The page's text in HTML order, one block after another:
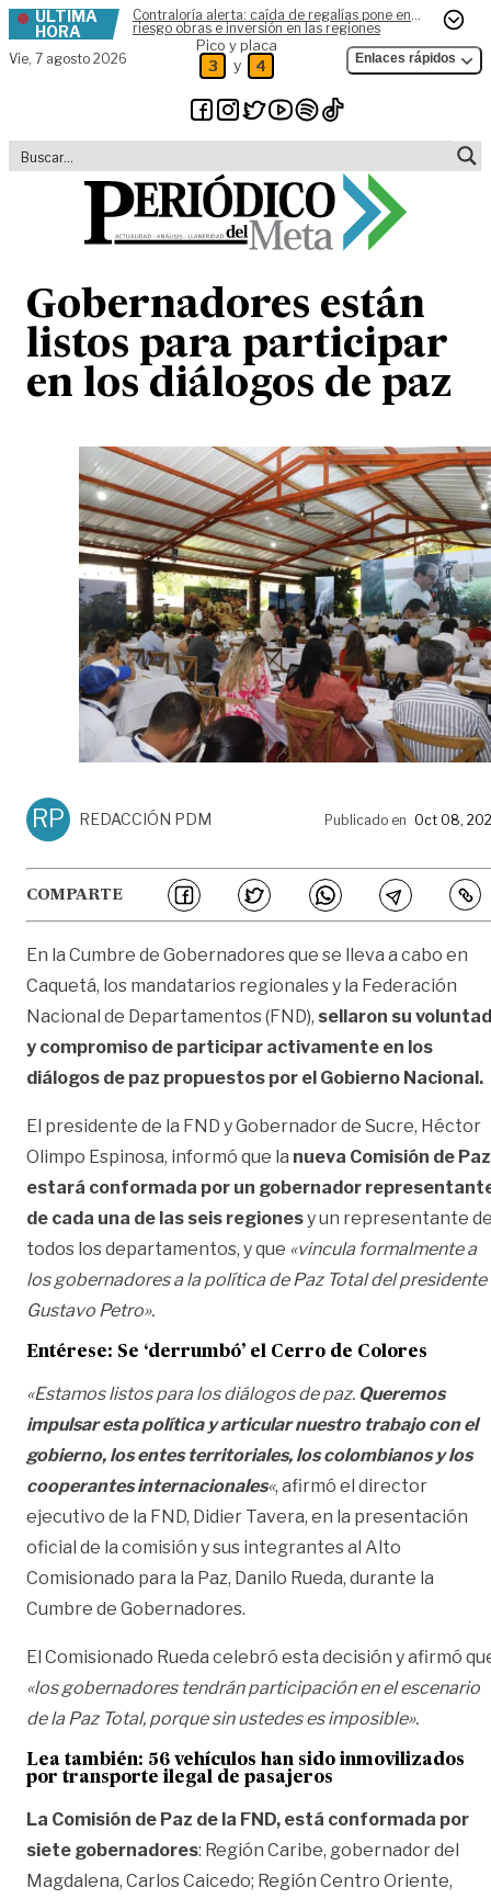
Skip to content
ÚLTIMA
HORA
Contraloría alerta: caída de regalías pone en
riesgo obras e inversión en las regiones
Vie, 7 agosto 2026
Pico y placa
3 y 4 Enlaces rápidos
Gobernadores están
listos para participar
en los diálogos de paz
RP REDACCIÓN PDM Publicado en Oct 08,
COMPARTE
En la Cumbre de Gobernadores que se lleva a cabo en
Caquetá, los mandatarios regionales y la Federación
Nacional de Departamentos (FND), sellaron su voluntad
y compromiso de participar activamente en los
diálogos de paz propuestos por el Gobierno Nacional.
El presidente de la FND y Gobernador de Sucre, Héctor
Olimpo Espinosa, informó que la nueva Comisión de Paz
estará conformada por un gobernador
de cada una de las seis regionesy un representante
todos los departamentos, y que «vincula formalmente a
los gobernadores a la política de Paz Total del presidente
Gustavo Petro».
Entérese: Se ‘derrumbó’ el Cerro de Colores
«Estamos listos para los diálogos de paz. Queremos
impulsar esta política y articular nuestro trabajo con el
gobierno, los entes territoriales, los colombianos y los
cooperantes internacionales«, afirmó el director
ejecutivo de la FND, Didier Tavera, en la presentación
oficial de la comisión y sus integrantes al Alto
Comisionado para la Paz, Danilo Rueda, durante la
Cumbre de Gobernadores.
El Comisionado Rueda celebró esta decisión y afirmó
«los gobernadores tendrán participación en el escenario
de la Paz Total, porque sin ustedes es imposible».
Lea también: 56 vehículos han sido inmovilizados
por transporte ilegal de pasajeros
La Comisión de Paz de la FND, está conformada por
siete gobernadores: Región Caribe, gobernador del
Magdalena, Carlos Caicedo; Región Centro Oriente,